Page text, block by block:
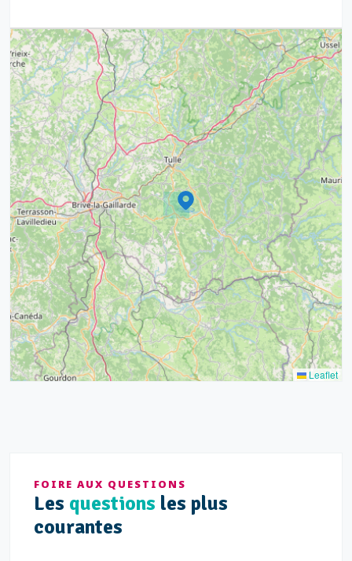
3
5
13
6
9
6
5
6
6
12
7
8
6
7
4
5
20
15
10
8
17
17
Leaflet
FOIRE AUX QUESTIONS
Les questions les plus
courantes